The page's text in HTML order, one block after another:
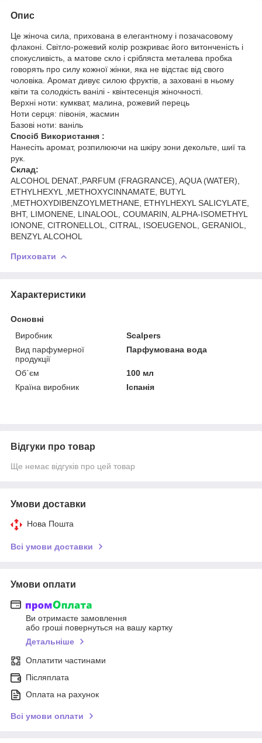
Опис
Це жіноча сила, прихована в елегантному і позачасовому
флаконі. Світло-рожевий колір розкриває його витонченість і
спокусливість, а матове скло і срібляста металева пробка
говорять про силу кожної жінки, яка не відстає від свого
чоловіка. Аромат дивує силою фруктів, а заховані в ньому
квіти та солодкість ванілі - квінтесенція жіночності.
Верхні ноти: кумкват, малина, рожевий перець
Ноти серця: півонія, жасмин
Базові ноти: ваніль
Спосіб Використання :
Нанесіть аромат, розпилюючи на шкіру зони декольте, шиї та
рук.
Склад:
ALCOHOL DENAT.,PARFUM (FRAGRANCE), AQUA (WATER),
ETHYLHEXYL ,METHOXYCINNAMATE, BUTYL
,METHOXYDIBENZOYLMETHANE, ETHYLHEXYL SALICYLATE,
BHT, LIMONENE, LINALOOL, COUMARIN, ALPHA-ISOMETHYL
IONONE, CITRONELLOL, CITRAL, ISOEUGENOL, GERANIOL,
BENZYL ALCOHOL
Приховати
Характеристики
Основні
Виробник
Scalpers
Вид парфумерної
продукції
Парфумована вода
Об`єм
100 мл
Країна виробник
Іспанія
Відгуки про товар
Ще немає відгуків про цей товар
Умови доставки
Нова Пошта
Всі умови доставки
Умови оплати
Ви отримаєте замовлення
або гроші повернуться на вашу картку
Детальніше
Оплатити частинами
Післяплата
Оплата на рахунок
Всі умови оплати